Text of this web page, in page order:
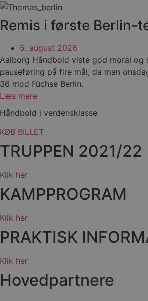
Remis i første Berlin-
5. august 2026
Aalborg Håndbold viste god moral og
pauseføring på fire mål, da man
36 mod Füchse Berlin.
Læs mere
Håndbold i verdensklasse
KØB BILLET
TRUPPEN 2021/22
Klik her
KAMPPROGRAM
Klik her
PRAKTISK
Klik her
Hovedpartnere
_dcid
__cf_bm
CookieScriptConsent
Google Privacy Policy